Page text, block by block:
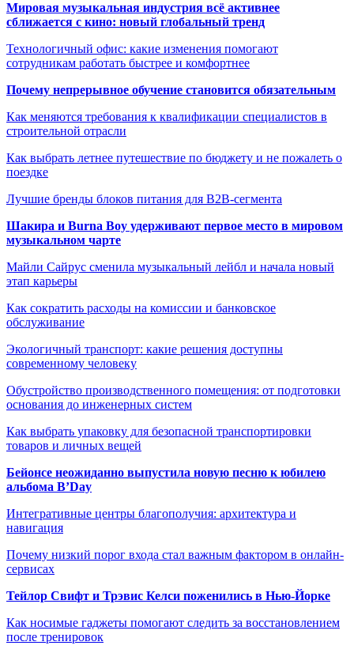
Мировая музыкальная индустрия всё активнее
сближается с кино: новый глобальный тренд
Технологичный офис: какие изменения помогают
сотрудникам работать быстрее и комфортнее
Почему непрерывное обучение становится обязательным
Как меняются требования к квалификации специалистов в
строительной отрасли
Как выбрать летнее путешествие по бюджету и не пожалеть о
поездке
Лучшие бренды блоков питания для B2B-сегмента
Шакира и Burna Boy удерживают первое место в мировом
музыкальном чарте
Майли Сайрус сменила музыкальный лейбл и начала новый
этап карьеры
Как сократить расходы на комиссии и банковское
обслуживание
Экологичный транспорт: какие решения доступны
современному человеку
Обустройство производственного помещения: от подготовки
основания до инженерных систем
Как выбрать упаковку для безопасной транспортировки
товаров и личных вещей
Бейонсе неожиданно выпустила новую песню к юбилею
альбома B’Day
Интегративные центры благополучия: архитектура и
навигация
Почему низкий порог входа стал важным фактором в онлайн-
сервисах
Тейлор Свифт и Трэвис Келси поженились в Нью-Йорке
Как носимые гаджеты помогают следить за восстановлением
после тренировок